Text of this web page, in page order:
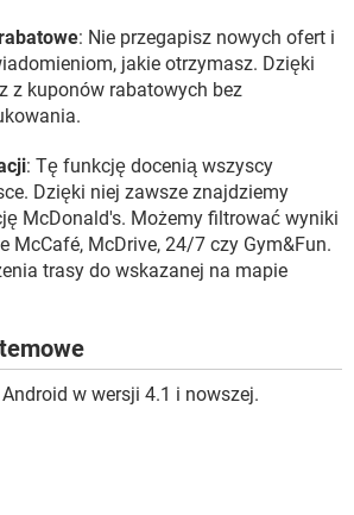
: Nie przegapisz nowych ofert i
jakie otrzymasz. Dzięki
z kuponów rabatowych bez
: Tę funkcję docenią wszyscy
Dzięki niej zawsze znajdziemy
McDonald's. Możemy filtrować wyniki
McCafé, McDrive, 24/7 czy Gym&Fun.
trasy do wskazanej na mapie
w wersji 4.1 i nowszej.